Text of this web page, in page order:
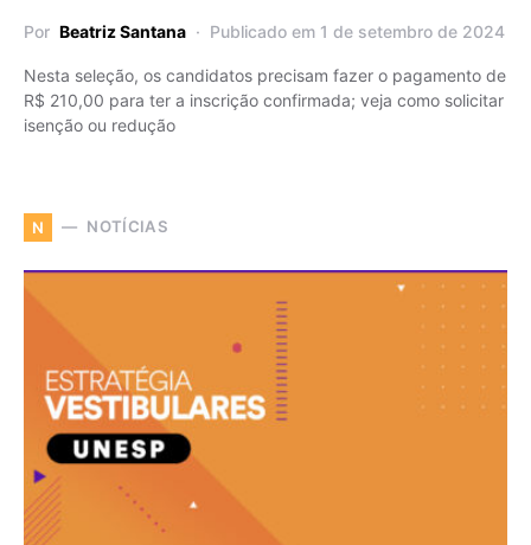
Por Beatriz Santana Publicado em 1 de setembro de 2024
Nesta seleção, os candidatos precisam fazer o pagamento de
R$ 210,00 para ter a inscrição confirmada; veja como solicitar
isenção ou redução
N NOTÍCIAS